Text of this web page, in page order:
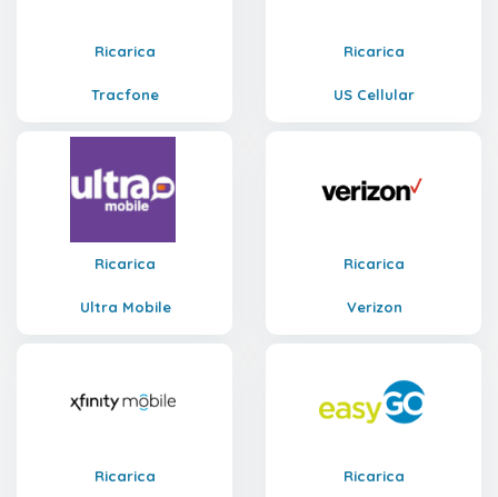
Ricarica
Tracfone
Ricarica
US Cellular
Ricarica
Ultra Mobile
Ricarica
Verizon
Ricarica Ricarica